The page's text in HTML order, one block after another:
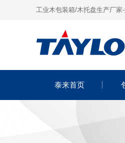
工业木包装箱/木托盘生产厂家
泰来首页